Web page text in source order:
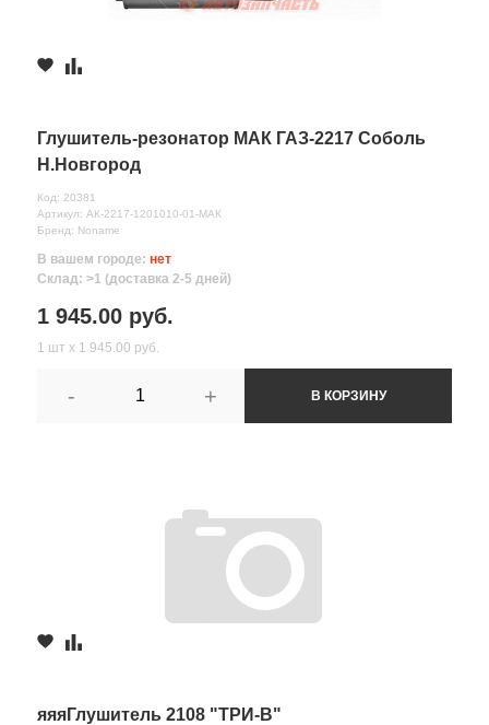
Глушитель-резонатор МАК ГАЗ-2217 Соболь
Н.Новгород
Код: 20381
Артикул: АК-2217-1201010-01-МАК
Бренд: Noname
В вашем городе: нет
Склад: >1 (доставка 2-5 дней)
1 945.00 руб.
1 шт х 1 945.00 руб.
- + В КОРЗИНУ
яяяГлушитель 2108 "ТРИ-В"